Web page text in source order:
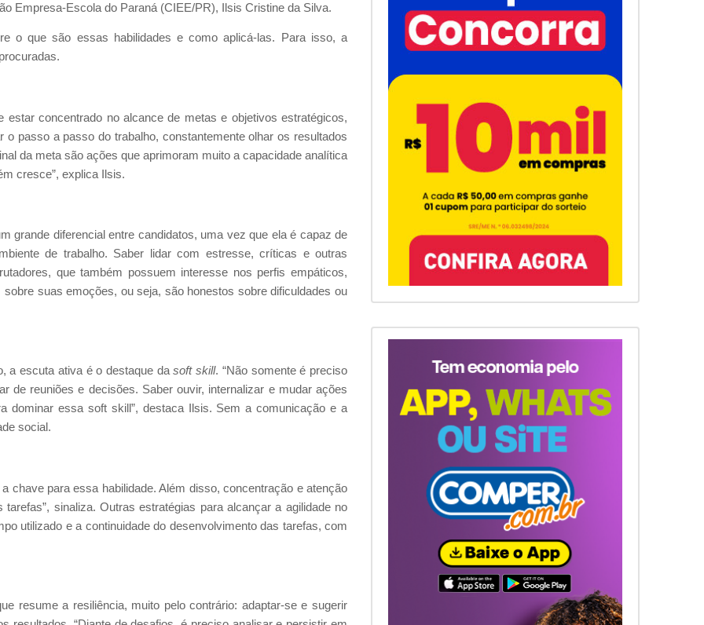
Empresa-Escola do Paraná (CIEE/PR), Ilsis Cristine da Silva.
o que são essas habilidades e como aplicá-las. Para isso, a
concentrado no alcance de metas e objetivos estratégicos,
passo a passo do trabalho, constantemente olhar os resultados
da meta são ações que aprimoram muito a capacidade analítica
cresce”, explica Ilsis.
grande diferencial entre candidatos, uma vez que ela é capaz de
de trabalho. Saber lidar com estresse, críticas e outras
que também possuem interesse nos perfis empáticos,
suas emoções, ou seja, são honestos sobre dificuldades ou
a escuta ativa é o destaque dasoft skill. “Não somente é preciso
de reuniões e decisões. Saber ouvir, internalizar e mudar ações
dominar essa soft skill”, destaca Ilsis. Sem a comunicação e a
social.
chave para essa habilidade. Além disso, concentração e atenção
sinaliza. Outras estratégias para alcançar a agilidade no
utilizado e a continuidade do desenvolvimento das tarefas, com
resume a resiliência, muito pelo contrário: adaptar-se e sugerir